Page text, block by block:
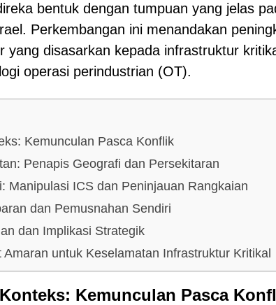
bentuk dengan tumpuan yang jelas
Perkembangan ini menandakan
yang disasarkan kepada infrastruktur
operasi perindustrian (OT).
Kemunculan Pasca Konflik
Penapis Geografi dan Persekitaran
Manipulasi ICS dan Peninjauan Rangkaian
dan Pemusnahan Sendiri
dan Implikasi Strategik
Amaran untuk Keselamatan Infrastruktur Kritikal
Kemunculan Pasca